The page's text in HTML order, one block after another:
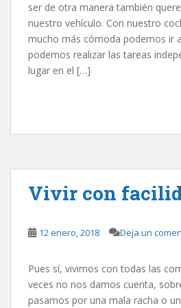
ser de otra manera también
nuestro vehículo. Con nuestro
mucho más cómoda podemos ir
podemos realizar las tareas
lugar en el […]
Vivir con
12 enero, 2018 Deja un
Pues sí, vivimos con todas las
veces no nos damos cuenta,
pasamos por una mala racha o